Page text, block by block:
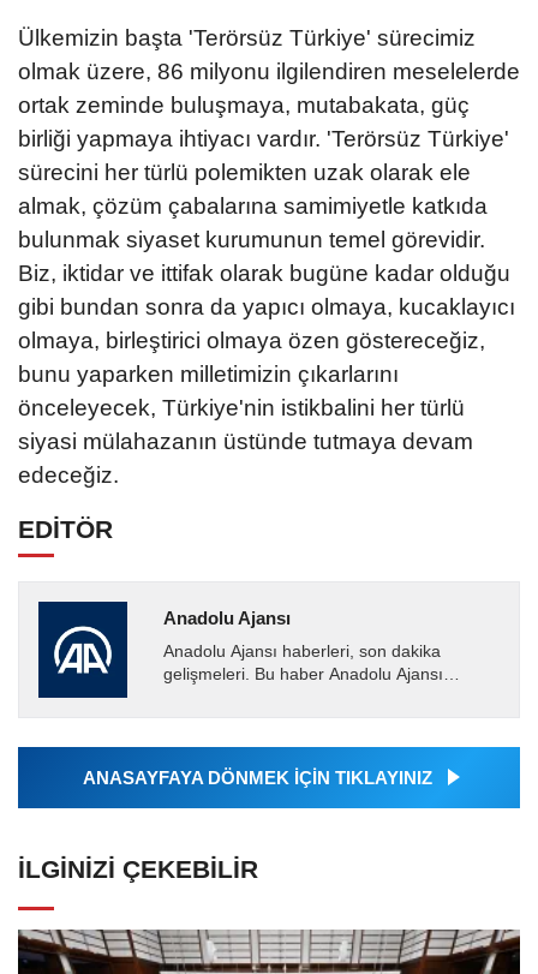
Ülkemizin başta 'Terörsüz Türkiye' sürecimiz
olmak üzere, 86 milyonu ilgilendiren meselelerde
ortak zeminde buluşmaya, mutabakata, güç
birliği yapmaya ihtiyacı vardır. 'Terörsüz Türkiye'
sürecini her türlü polemikten uzak olarak ele
almak, çözüm çabalarına samimiyetle katkıda
bulunmak siyaset kurumunun temel görevidir.
Biz, iktidar ve ittifak olarak bugüne kadar olduğu
gibi bundan sonra da yapıcı olmaya, kucaklayıcı
olmaya, birleştirici olmaya özen göstereceğiz,
bunu yaparken milletimizin çıkarlarını
önceleyecek, Türkiye'nin istikbalini her türlü
siyasi mülahazanın üstünde tutmaya devam
edeceğiz.
EDİTÖR
Anadolu Ajansı
Anadolu Ajansı haberleri, son dakika
gelişmeleri. Bu haber Anadolu Ajansı
tarafından geçilen tüm...
ANASAYFAYA DÖNMEK İÇİN TIKLAYINIZ
İLGINIZI ÇEKEBILIR